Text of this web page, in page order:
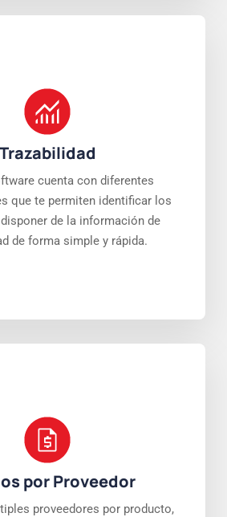
Trazabilidad
cuenta con diferentes
que te permiten identificar los
de la información de
de forma simple y rápida.
por Proveedor
proveedores por producto,